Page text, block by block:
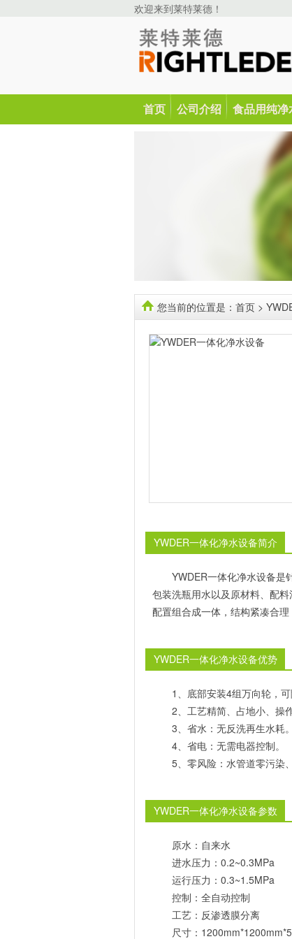
欢迎来到莱特莱德！
首页 公司介绍 食品用纯净
您当前的位置是： 首页 >
YWDER一体化净水设备简介
YWDER一体化净水设备是
包装洗瓶用水以及原材料、配
配置组合成一体，结构紧凑合
YWDER一体化净水设备优势
1、底部安装4组万向轮，可
2、工艺精简、占地小、操
3、省水：无反洗再生水耗。
4、省电：无需电器控制。
5、零风险：水管道零污染
YWDER一体化净水设备参数
原水：自来水
进水压力：0.2~0.3MPa
运行压力：0.3~1.5MPa
控制：全自动控制
工艺：反渗透膜分离
尺寸：